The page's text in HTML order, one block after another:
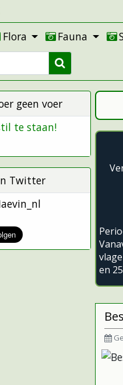
Flora Fauna
geen voer
te staan!
Twitter
en